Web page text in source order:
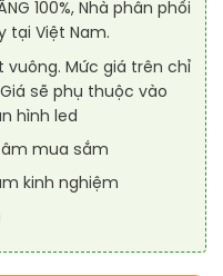
100%, Nhà phân phối
tại Việt Nam.
Mức giá trên chỉ
sẽ phụ thuộc vào
hình led
mua sắm
kinh nghiệm